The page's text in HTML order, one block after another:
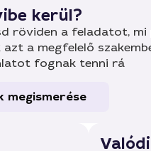
kerül?
röviden a feladatot, mi
azt a megfelelő
fognak tenni rá
megismerése